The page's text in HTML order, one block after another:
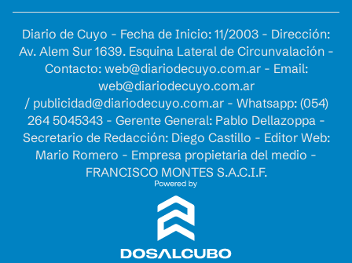
Diario de Cuyo - Fecha de Inicio: 11/2003 - Dirección:
Av. Alem Sur 1639. Esquina Lateral de Circunvalación -
Contacto: web@diariodecuyo.com.ar- Email:
web@diariodecuyo.com.ar
/ publicidad@diariodecuyo.com.ar- Whatsapp: (054)
264 5045343 - Gerente General: Pablo Dellazoppa -
Secretario de Redacción: Diego Castillo - Editor Web:
Mario Romero - Empresa propietaria del medio -
FRANCISCO MONTES S.A.C.I.F.